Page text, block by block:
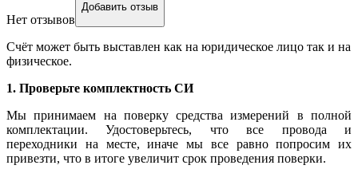
Нет отзывов
Добавить отзыв
Счёт может быть выставлен как на юридическое лицо так и на
физическое.
1. Проверьте комплектность СИ
Мы принимаем на поверку средства измерений в полной
комплектации. Удостоверьтесь, что все провода и
переходники на месте, иначе мы все равно попросим их
привезти, что в итоге увеличит срок проведения поверки.